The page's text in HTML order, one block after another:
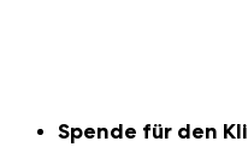
Sekundaire
Spende für den